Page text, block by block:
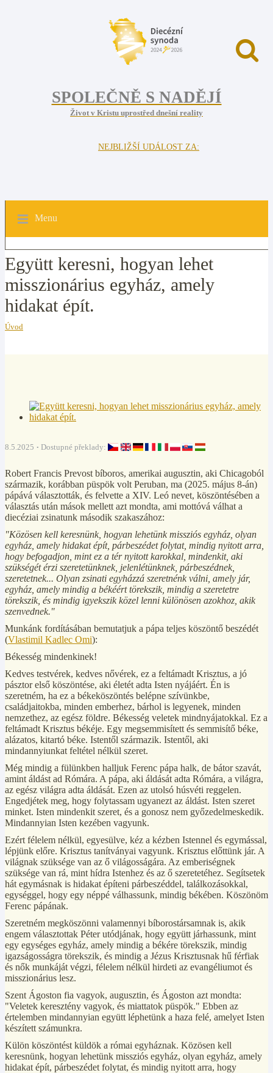
SPOLEČNĚ S NADĚJÍ
Život v Kristu uprostřed dnešní reality
NEJBLIŽŠÍ UDÁLOST ZA:
Menu
Együtt keresni, hogyan lehet
misszionárius egyház, amely
hidakat épít.
Úvod
8.5.2025 Dostupné překlady:
Robert Francis Prevost bíboros, amerikai augusztin, aki Chicagoból
származik, korábban püspök volt Peruban, ma (2025. május 8-án)
pápává választották, és felvette a XIV. Leó nevet, köszöntésében a
választás után mások mellett azt mondta, ami mottóvá válhat a
diecéziai zsinatunk második szakaszához:
"Közösen kell keresnünk, hogyan lehetünk missziós egyház, olyan
egyház, amely hidakat épít, párbeszédet folytat, mindig nyitott arra,
hogy befogadjon, mint ez a tér nyitott karokkal, mindenkit, aki
szükségét érzi szeretetünknek, jelenlétünknek, párbeszédnek,
szeretetnek... Olyan zsinati egyházzá szeretnénk válni, amely jár,
egyház, amely mindig a békéért törekszik, mindig a szeretetre
törekszik, és mindig igyekszik közel lenni különösen azokhoz, akik
szenvednek."
Munkánk fordításában bemutatjuk a pápa teljes köszöntő beszédét
(Vlastimil Kadlec Omi):
Békesség mindenkinek!
Kedves testvérek, kedves nővérek, ez a feltámadt Krisztus, a jó
pásztor első köszöntése, aki életét adta Isten nyájáért. Én is
szeretném, ha ez a békeköszöntés belépne szívünkbe,
családjaitokba, minden emberhez, bárhol is legyenek, minden
nemzethez, az egész földre. Békesség veletek mindnyájatokkal. Ez a
feltámadt Krisztus békéje. Egy megsemmisített és semmisítő béke,
alázatos, kitartó béke. Istentől származik. Istentől, aki
mindannyiunkat feltétel nélkül szeret.
Még mindig a fülünkben halljuk Ferenc pápa halk, de bátor szavát,
amint áldást ad Rómára. A pápa, aki áldását adta Rómára, a világra,
az egész világra adta áldását. Ezen az utolsó húsvéti reggelen.
Engedjétek meg, hogy folytassam ugyanezt az áldást. Isten szeret
minket. Isten mindenkit szeret, és a gonosz nem győzedelmeskedik.
Mindannyian Isten kezében vagyunk.
Ezért félelem nélkül, egyesülve, kéz a kézben Istennel és egymással,
lépjünk előre. Krisztus tanítványai vagyunk. Krisztus előttünk jár. A
világnak szüksége van az ő világosságára. Az emberiségnek
szüksége van rá, mint hídra Istenhez és az ő szeretetéhez. Segítsetek
hát egymásnak is hidakat építeni párbeszéddel, találkozásokkal,
egységgel, hogy egy néppé válhassunk, mindig békében. Köszönöm
Ferenc pápának.
Szeretném megköszönni valamennyi bíborostársamnak is, akik
engem választottak Péter utódjának, hogy együtt járhassunk, mint
egy egységes egyház, amely mindig a békére törekszik, mindig
igazságosságra törekszik, és mindig a Jézus Krisztusnak hű férfiak
és nők munkáját végzi, félelem nélkül hirdeti az evangéliumot és
misszionárius lesz.
Szent Ágoston fia vagyok, augusztin, és Ágoston azt mondta:
"Veletek keresztény vagyok, és miattatok püspök." Ebben az
értelemben mindannyian együtt léphetünk a haza felé, amelyet Isten
készített számunkra.
Külön köszöntést küldök a római egyháznak. Közösen kell
keresnünk, hogyan lehetünk missziós egyház, olyan egyház, amely
hidakat épít, párbeszédet folytat, és mindig nyitott arra, hogy